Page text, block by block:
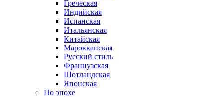
Греческая
Индийская
Испанская
Итальянская
Китайская
Марокканская
Русский стиль
Французская
Шотландская
Японская
По эпохе